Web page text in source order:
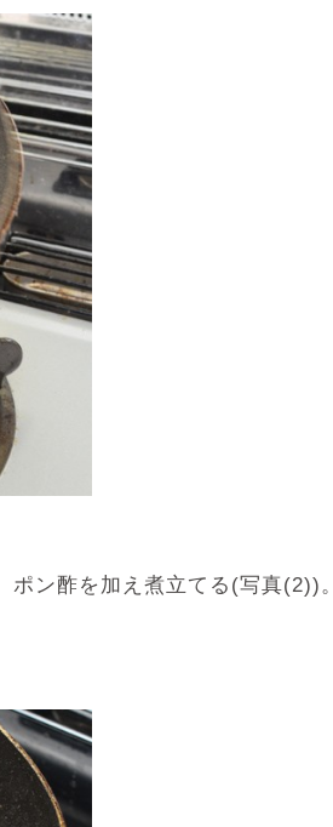
ン酢を加え煮立てる(写真(2))。